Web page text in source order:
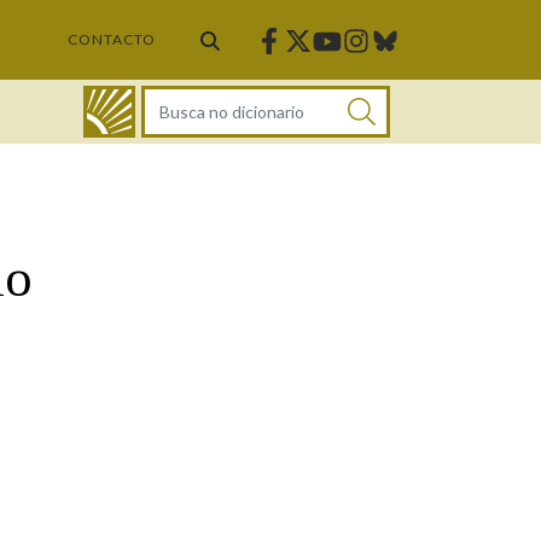
CONTACTO Facebook
Twitter
Youtube
Instagram
Bluesky
DICIONARIO